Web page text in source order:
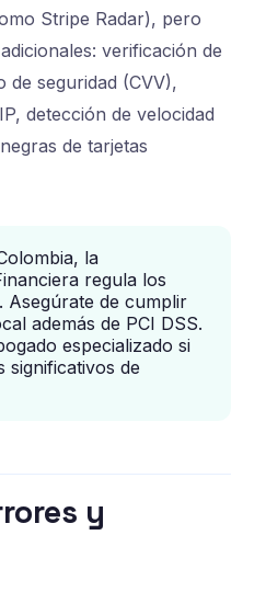
Stripe Radar), pero
verificación de
de seguridad (CVV),
detección de velocidad
de tarjetas
la
regula los
Asegúrate de cumplir
además de PCI DSS.
especializado si
significativos de
y